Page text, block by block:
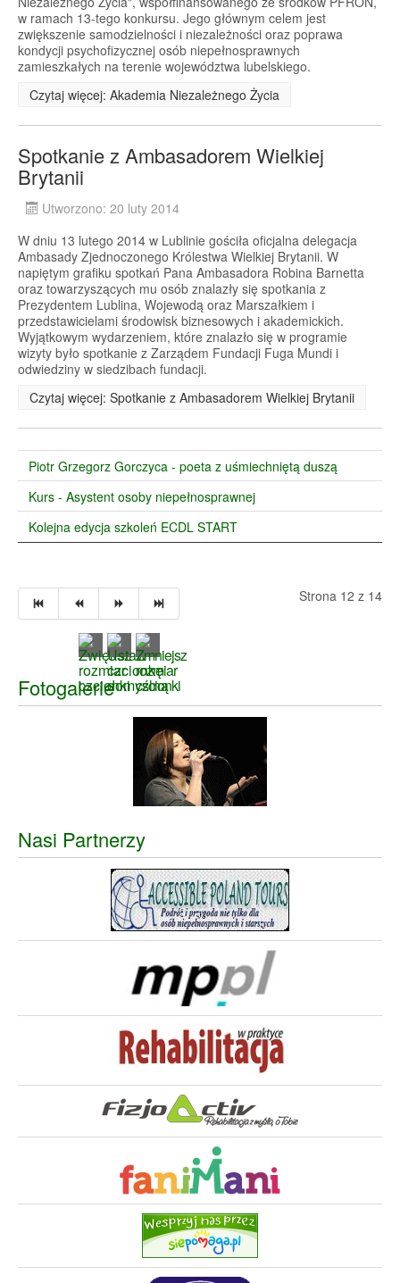
w ramach 13-tego konkursu. Jego głównym celem jest
zwiększenie samodzielności i niezależności oraz poprawa
kondycji psychofizycznej osób niepełnosprawnych
zamieszkałych na terenie województwa lubelskiego.
Czytaj więcej: Akademia Niezależnego Życia
Spotkanie z Ambasadorem Wielkiej
Brytanii
Utworzono: 20 luty 2014
W dniu 13 lutego 2014 w Lublinie gościła oficjalna delegacja
Ambasady Zjednoczonego Królestwa Wielkiej Brytanii. W
napiętym grafiku spotkań Pana Ambasadora Robina Barnetta
oraz towarzyszących mu osób znalazły się spotkania z
Prezydentem Lublina, Wojewodą oraz Marszałkiem i
przedstawicielami środowisk biznesowych i akademickich.
Wyjątkowym wydarzeniem, które znalazło się w programie
wizyty było spotkanie z Zarządem Fundacji Fuga Mundi i
odwiedziny w siedzibach fundacji.
Czytaj więcej: Spotkanie z Ambasadorem Wielkiej Brytanii
Piotr Grzegorz Gorczyca - poeta z uśmiechniętą duszą
Kurs - Asystent osoby niepełnosprawnej
Kolejna edycja szkoleń ECDL START
Strona 12 z 14
Fotogalerie
Nasi Partnerzy